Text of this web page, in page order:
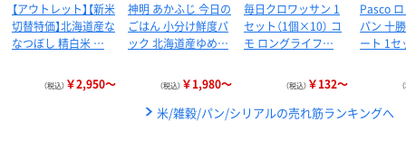
【アウトレット】【新米
切替特価】北海道産な
なつぼし 精白米 …
（税込） ￥2,950～
神明 あかふじ 今日の
ごはん 小分け鮮度パ
ック 北海道産ゆめ…
（税込） ￥1,980～
毎日クロワッサン 1
セット（1個×10） コ
モ ロングライフ…
（税込） ￥132～
Pasco
パン 十
ート 1セ
米/雑穀/パン/シリアルの売れ筋ランキングへ